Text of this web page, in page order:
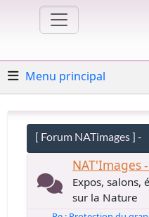
Menu principal
[ Forum NATimages ] -
NAT'Images
Expos, salons,
sur la Nature